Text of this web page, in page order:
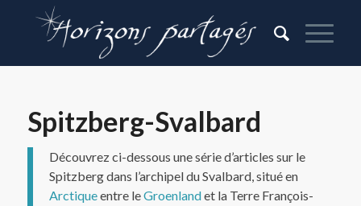
Spitzberg-Svalbard
Découvrez ci-dessous une série d’articles sur le
Spitzberg dans l’archipel du Svalbard, situé en
Arctiqueentre leGroenlandet la Terre François-